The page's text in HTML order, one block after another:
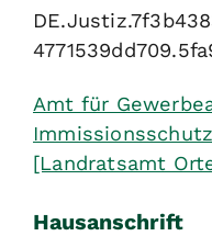
Amt für
[Landratsamt
Hausanschrift